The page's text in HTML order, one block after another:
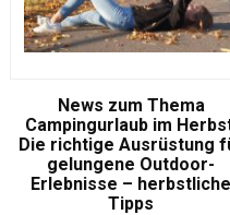
News zum Thema
Campingurlaub im
Die richtige Ausrüstung
gelungene Outdoor-
Erlebnisse – herbstliche
Tipps